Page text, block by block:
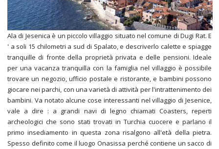
Ala di Jesenica è un piccolo villaggio situato nel comune di Dugi Rat. E
' a soli 15 chilometri a sud di Spalato, e descriverlo calette e spiagge
tranquille di fronte della proprietà privata e delle pensioni. Ideale
per una vacanza tranquilla con la famiglia nel villaggio è possibile
trovare un negozio, ufficio postale e ristorante, e bambini possono
giocare nei parchi, con una varietà di attività per l'intrattenimento dei
bambini. Va notato alcune cose interessanti nel villaggio di Jesenice,
vale a dire : a grandi navi di legno chiamati Coasters, reperti
archeologici che sono stati trovati in Turchia cuocere e parlano il
primo insediamento in questa zona risalgono all'età della pietra.
Spesso definito come il luogo Onasissa perché contiene un sacco di